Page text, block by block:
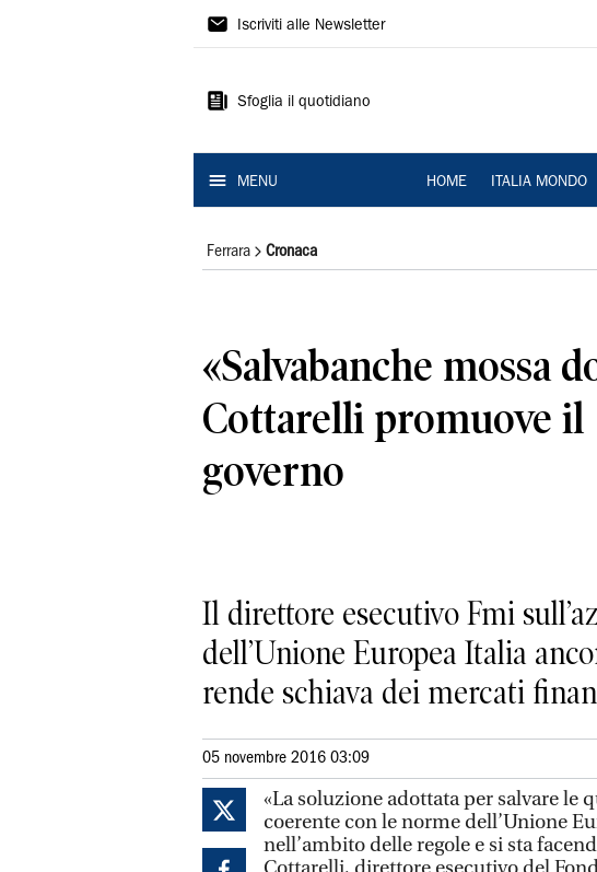
La
Ferrara
Iscriviti alle Newsletter
Sfoglia il quotidiano
MENU HOME ITALIA MONDO
Ferrara Cronaca
«Salvabanche mossa
Cottarelli promuove il
governo
Il direttore esecutivo Fmi
dell’Unione Europea Italia
rende schiava dei mercati
05 novembre 2016 03:09
«La soluzione adottata per salvare le
coerente con le norme dell’Unione
nell’ambito delle regole e si sta